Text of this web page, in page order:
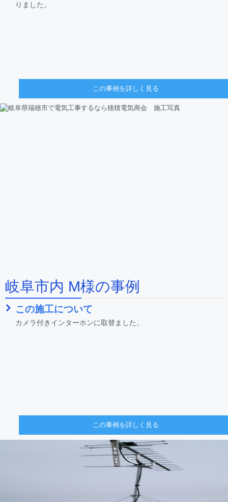
りました。
この事例を詳しく見る
岐阜市内 M様の事例
この施工について
カメラ付きインターホンに取替ました。
この事例を詳しく見る